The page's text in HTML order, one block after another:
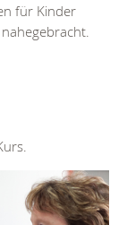
für Kinder